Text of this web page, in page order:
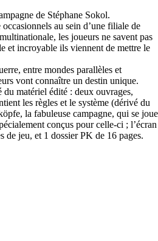
de Stéphane Sokol.
au sein d’une filiale de
les joueurs ne savent pas
et incroyable ils viennent de mettre le
entre mondes parallèles et
vont connaître un destin unique.
matériel édité : deux ouvrages,
les règles et le système (dérivé du
la fabuleuse campagne, qui se joue
conçus pour celle-ci ; l’écran
de jeu, et 1 dossier PK de 16 pages.